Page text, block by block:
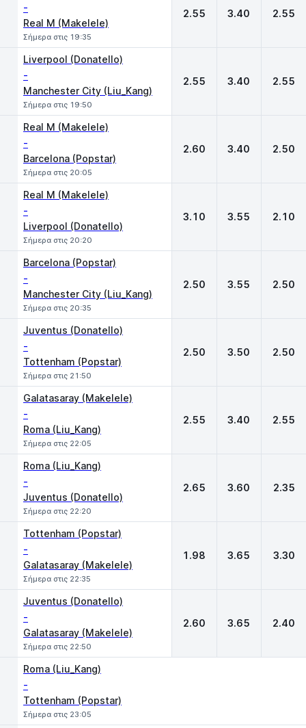
-
Real M (Makelele)
Σήμερα στις 19:35
2.55 3.40 2.55
Liverpool (Donatello)
-
Manchester City (Liu_Kang)
Σήμερα στις 19:50
2.55 3.40 2.55
Real M (Makelele)
-
Barcelona (Popstar)
Σήμερα στις 20:05
2.60 3.40 2.50
Real M (Makelele)
-
Liverpool (Donatello)
Σήμερα στις 20:20
3.10 3.55 2.10
Barcelona (Popstar)
-
Manchester City (Liu_Kang)
Σήμερα στις 20:35
2.50 3.55 2.50
Juventus (Donatello)
-
Tottenham (Popstar)
Σήμερα στις 21:50
2.50 3.50 2.50
Galatasaray (Makelele)
-
Roma (Liu_Kang)
Σήμερα στις 22:05
2.55 3.40 2.55
Roma (Liu_Kang)
-
Juventus (Donatello)
Σήμερα στις 22:20
2.65 3.60 2.35
Tottenham (Popstar)
-
Galatasaray (Makelele)
Σήμερα στις 22:35
1.98 3.65 3.30
Juventus (Donatello)
-
Galatasaray (Makelele)
Σήμερα στις 22:50
2.60 3.65 2.40
Roma (Liu_Kang)
-
Tottenham (Popstar)
Σήμερα στις 23:05